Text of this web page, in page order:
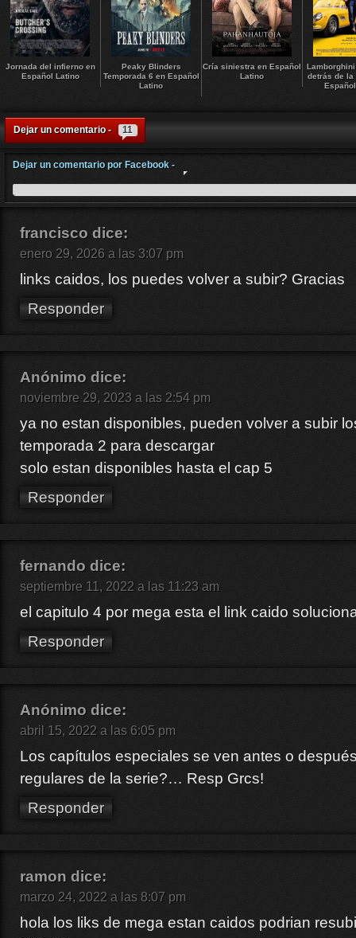
Jornada del infierno en
Español Latino
Peaky Blinders
Temporada 6 en Español
Latino
Cría siniestra en Español
Latino
detrás de la
Dejar un comentario - 11
Dejar un comentario por Facebook -
francisco dice:
enero 29, 2026 a las 3:07 pm
links caidos, los puedes volver a subir? Gracias
Responder
Anónimo dice:
noviembre 29, 2023 a las 2:54 pm
ya no estan disponibles, pueden volver a subir
temporada 2 para descargar
solo estan disponibles hasta el cap 5
Responder
fernando dice:
septiembre 11, 2022 a las 11:23 am
el capitulo 4 por mega esta el link caido
Responder
Anónimo dice:
abril 15, 2022 a las 6:05 pm
Los capítulos especiales se ven antes o
regulares de la serie?… Resp Grcs!
Responder
ramon dice:
marzo 24, 2022 a las 8:07 pm
hola los liks de mega estan caidos podrian